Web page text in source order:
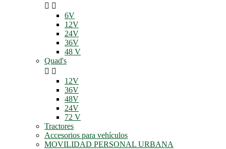
 
6V
12V
24V
36V
48 V
Quad's
 
12V
36V
48V
24V
72 V
Tractores
Accesorios para vehículos
MOVILIDAD PERSONAL URBANA